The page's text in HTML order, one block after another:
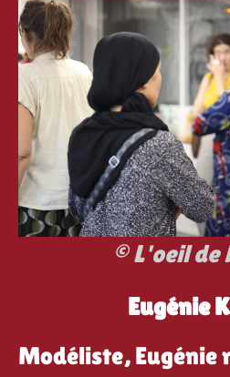
© L'oeil de
Eugénie
Modéliste, Eugénie